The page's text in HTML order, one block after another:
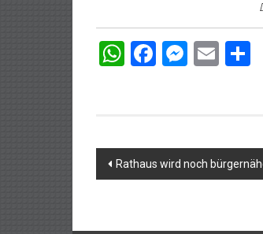
WhatsApp
Facebook
Rathaus wird noch